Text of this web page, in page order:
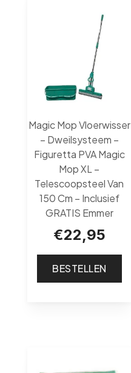
Magic Mop Vloerwisser
– Dweilsysteem –
Figuretta PVA Magic
Mop XL –
Telescoopsteel Van
150 Cm – Inclusief
GRATIS Emmer
€22,95
BESTELLEN